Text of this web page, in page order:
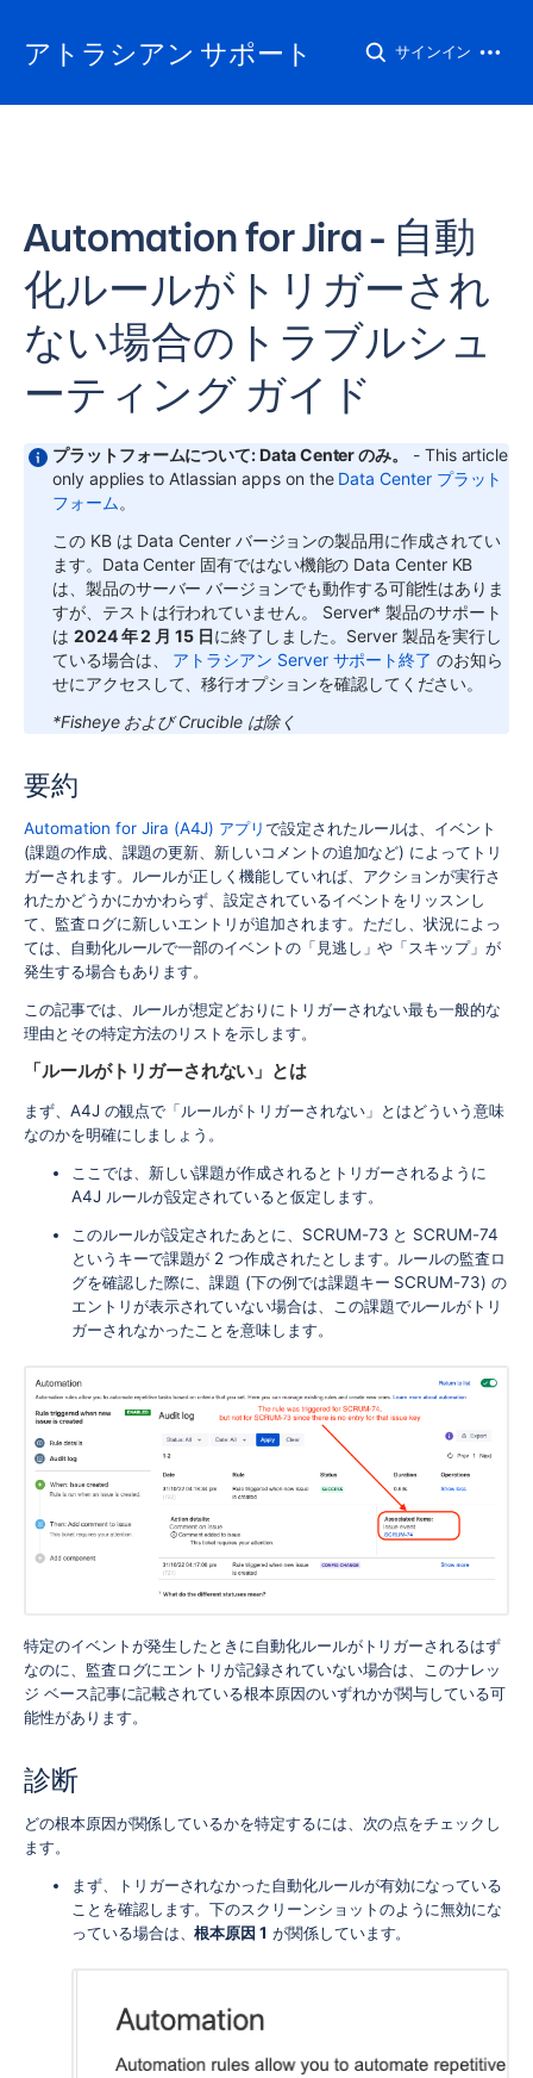
アトラシアン サポート サインイン
Automation for Jira - 自動
化ルールがトリガーされ
ない場合のトラブルシュ
ーティング ガイド
プラットフォームについて: Data Center のみ。
- This article
only applies to Atlassian apps on the Data Center プラット
フォーム。
この KB は Data Center バージョンの製品用に作成されてい
ます。Data Center 固有ではない機能の Data Center KB
は、製品のサーバー バージョンでも動作する可能性はありま
すが、テストは行われていません。 Server* 製品のサポート
は 2024 年 2 月 15 日に終了しました。Server 製品を実行し
ている場合は、
アトラシアン Server サポート終了 のお知ら
せにアクセスして、移行オプションを確認してください。
*Fisheye および Crucible は除く
要約
Automation for Jira (A4J) アプリで設定されたルールは、イベント
(課題の作成、課題の更新、新しいコメントの追加など) によってトリ
ガーされます。ルールが正しく機能していれば、アクションが実行さ
れたかどうかにかかわらず、設定されているイベントをリッスンし
て、監査ログに新しいエントリが追加されます。ただし、状況によっ
ては、自動化ルールで一部のイベントの「見逃し」や「スキップ」が
発生する場合もあります。
この記事では、ルールが想定どおりにトリガーされない最も一般的な
理由とその特定方法のリストを示します。
「ルールがトリガーされない」とは
まず、A4J の観点で「ルールがトリガーされない」とはどういう意味
なのかを明確にしましょう。
ここでは、新しい課題が作成されるとトリガーされるように
A4J ルールが設定されていると仮定します。
このルールが設定されたあとに、SCRUM-73 と SCRUM-74
というキーで課題が 2 つ作成されたとします。ルールの監査ロ
グを確認した際に、課題 (下の例では課題キー SCRUM-73) の
エントリが表示されていない場合は、この課題でルールがトリ
ガーされなかったことを意味します。
特定のイベントが発生したときに自動化ルールがトリガーされるはず
なのに、監査ログにエントリが記録されていない場合は、このナレッ
ジ ベース記事に記載されている根本原因のいずれかが関与している可
能性があります。
診断
どの根本原因が関係しているかを特定するには、次の点をチェックし
ます。
まず、トリガーされなかった自動化ルールが有効になっている
ことを確認します。下のスクリーンショットのように無効にな
っている場合は、根本原因 1 が関係しています。